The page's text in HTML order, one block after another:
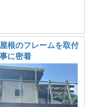
根のフレームを取付
に密着